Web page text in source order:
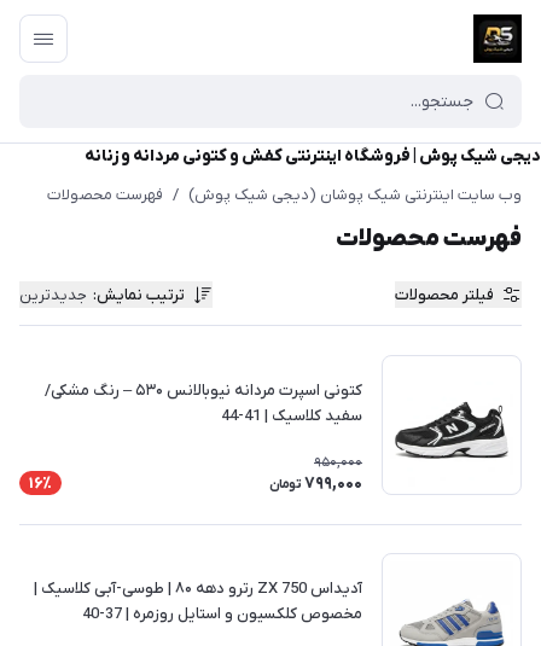
دیجی شیک پوش | فروشگاه اینترنتی کفش و کتونی مردانه و زنانه
وب سایت اینترنتی شیک پوشان (دیجی شیک پوش) / فهرست محصولات
فهرست محصولات
فیلتر محصولات ترتیب نمایش: جدیدترین
کتونی اسپرت مردانه نیوبالانس ۵۳۰ – رنگ مشکی/
سفید کلاسیک | 41-44
950,000
799,000 تومان 16٪
آدیداس ZX 750 رترو دهه ۸۰ | طوسی-آبی کلاسیک |
مخصوص کلکسیون و استایل روزمره | 37-40